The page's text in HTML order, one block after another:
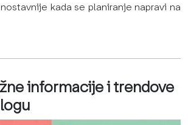
kada se planiranje napravi na
informacije i trendove